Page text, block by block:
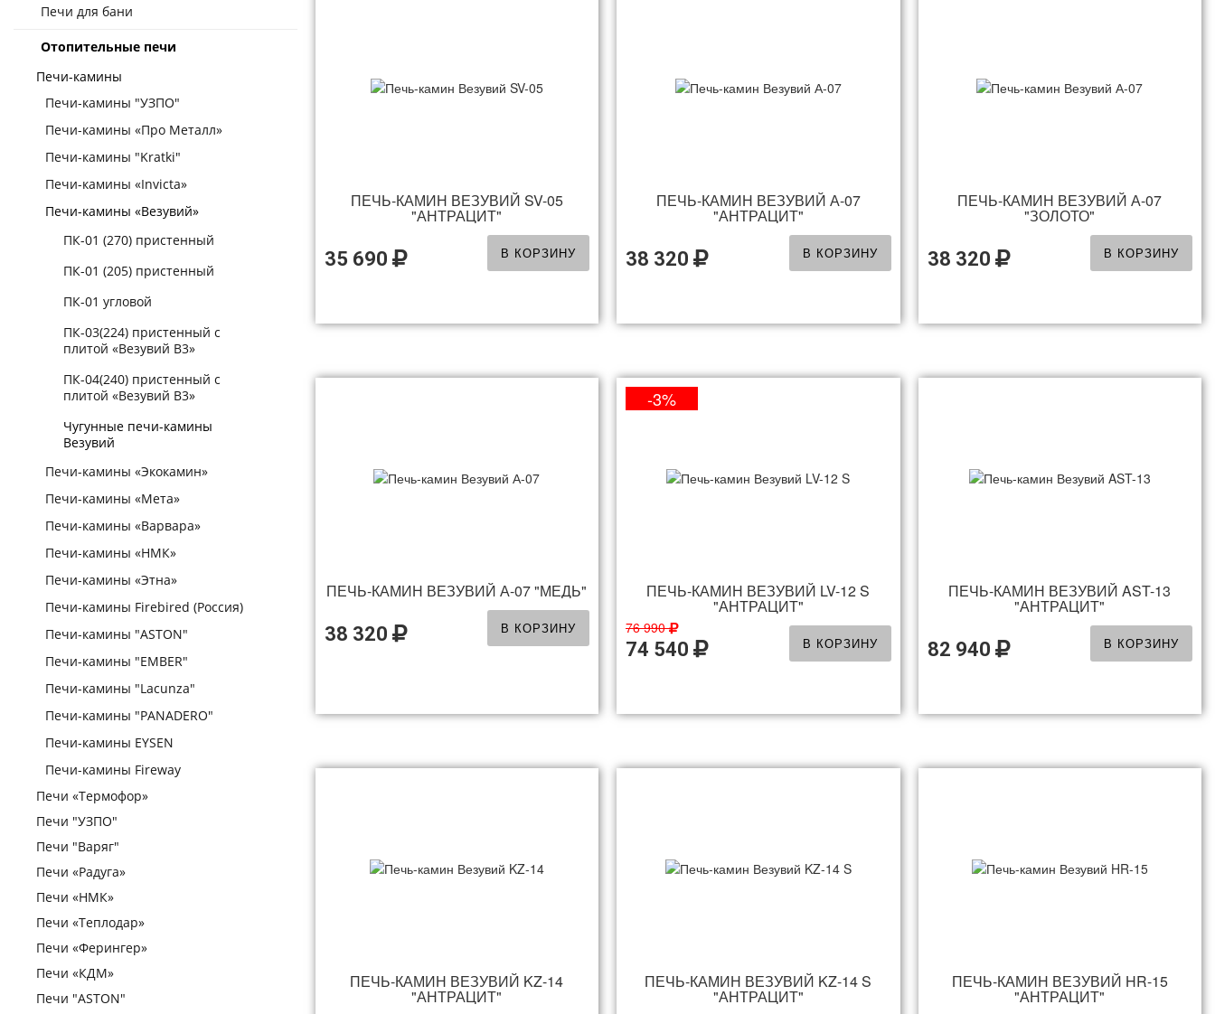
Печи для бани
Отопительные печи
Печи-камины
Печи-камины "УЗПО"
Печи-камины «Про Металл»
Печи-камины "Kratki"
Печи-камины «Invicta»
Печи-камины «Везувий»
ПК-01 (270) пристенный
ПК-01 (205) пристенный
ПК-01 угловой
ПК-03(224) пристенный с
плитой «Везувий В3»
ПК-04(240) пристенный с
плитой «Везувий В3»
Чугунные печи-камины
Везувий
Печи-камины «Экокамин»
Печи-камины «Мета»
Печи-камины «Варвара»
Печи-камины «НМК»
Печи-камины «Этна»
Печи-камины Firebired (Россия)
Печи-камины "ASTON"
Печи-камины "EMBER"
Печи-камины "Lacunza"
Печи-камины "PANADERO"
Печи-камины EYSEN
Печи-камины Fireway
Печи «Термофор»
Печи "УЗПО"
Печи "Варяг"
Печи «Радуга»
Печи «НМК»
Печи «Теплодар»
Печи «Ферингер»
Печи «КДМ»
Печи "ASTON"
ПЕЧЬ-КАМИН ВЕЗУВИЙ SV-05
"АНТРАЦИТ"
35 690 В КОРЗИНУ
ПЕЧЬ-КАМИН ВЕЗУВИЙ А-07
"АНТРАЦИТ"
38 320 В КОРЗИНУ
ПЕЧЬ-КАМИН ВЕЗУВИЙ А-07
"ЗОЛОТО"
38 320 В КОРЗИНУ
ПЕЧЬ-КАМИН ВЕЗУВИЙ А-07 "МЕДЬ"
38 320 В КОРЗИНУ
-3%
ПЕЧЬ-КАМИН ВЕЗУВИЙ LV-12 S
"АНТРАЦИТ"
76 990
74 540 В КОРЗИНУ
ПЕЧЬ-КАМИН ВЕЗУВИЙ AST-13
"АНТРАЦИТ"
82 940 В КОРЗИНУ
ПЕЧЬ-КАМИН ВЕЗУВИЙ KZ-14
"АНТРАЦИТ"
ПЕЧЬ-КАМИН ВЕЗУВИЙ KZ-14 S
"АНТРАЦИТ"
ПЕЧЬ-КАМИН ВЕЗУВИЙ HR-15
"АНТРАЦИТ"